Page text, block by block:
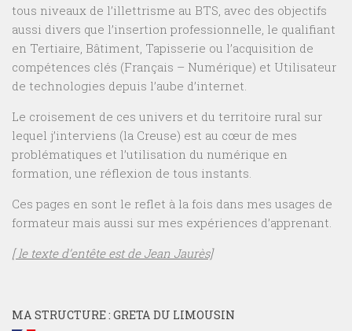
tous niveaux de l’illettrisme au BTS, avec des objectifs
aussi divers que l’insertion professionnelle, le qualifiant
en Tertiaire, Bâtiment, Tapisserie ou l’acquisition de
compétences clés (Français – Numérique) et Utilisateur
de technologies depuis l’aube d’internet.
Le croisement de ces univers et du territoire rural sur
lequel j’interviens (la Creuse) est au cœur de mes
problématiques et l’utilisation du numérique en
formation, une réflexion de tous instants.
Ces pages en sont le reflet à la fois dans mes usages de
formateur mais aussi sur mes expériences d’apprenant.
[ le texte d’entête est de Jean Jaurès]
MA STRUCTURE : GRETA DU LIMOUSIN